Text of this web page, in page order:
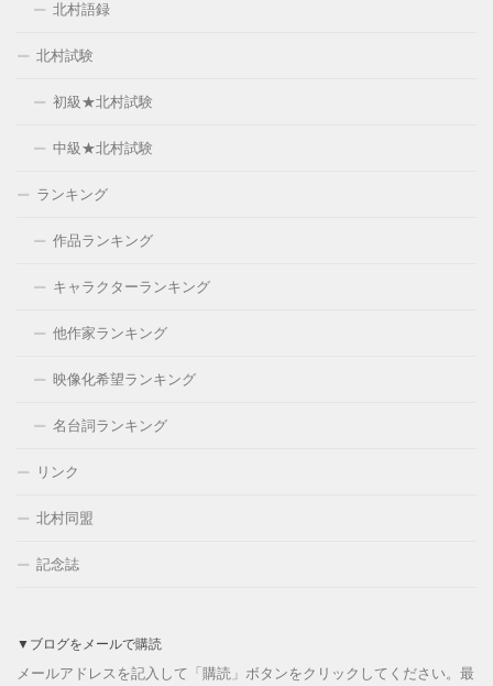
北村語録
北村試験
初級★北村試験
中級★北村試験
ランキング
作品ランキング
キャラクターランキング
他作家ランキング
映像化希望ランキング
名台詞ランキング
リンク
北村同盟
記念誌
▼ブログをメールで購読
メールアドレスを記入して「購読」ボタンをクリックしてください。最